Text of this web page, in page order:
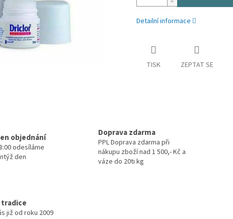
Detailní informace
TISK ZEPTAT SE
objednání
odesíláme
den
Doprava zdarma
PPL Doprava zdarma při
nákupu zboží nad 1 500,- Kč a
váze do 20ti kg
již od roku 2009